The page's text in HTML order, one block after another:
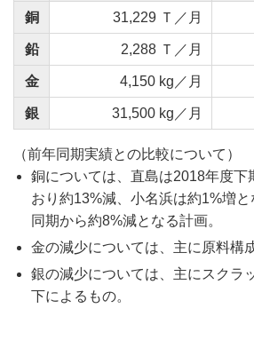
銅 31,229 Ｔ／月
鉛 2,288 Ｔ／月
金 4,150 kg／月
銀 31,500 kg／月
（前年同期実績との比較について）
銅については、直島は2018年度下
おり約13%減、小名浜は約1%増
同期から約8%減となる計画。
金の減少については、主に原料構
銀の減少については、主にスクラ
下によるもの。